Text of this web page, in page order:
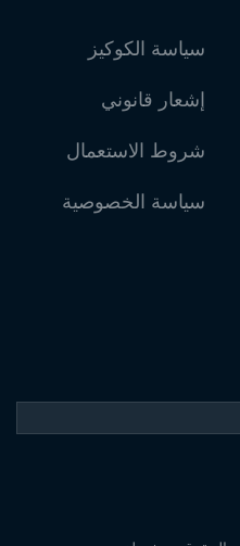
سياسة الكوكيز
إشعار قانوني
شروط الاستعمال
سياسة الخصوصية